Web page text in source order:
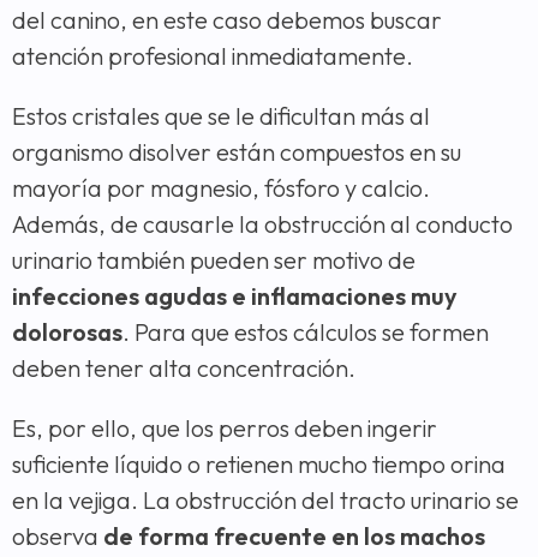
del canino, en este caso debemos buscar
atención profesional inmediatamente.
Estos cristales que se le dificultan más al
organismo disolver están compuestos en su
mayoría por magnesio, fósforo y calcio.
Además, de causarle la obstrucción al conducto
urinario también pueden ser motivo de
infecciones agudas e inflamaciones muy
dolorosas. Para que estos cálculos se formen
deben tener alta concentración.
Es, por ello, que los perros deben ingerir
suficiente líquido o retienen mucho tiempo orina
en la vejiga. La obstrucción del tracto urinario se
observa de forma frecuente en los machos